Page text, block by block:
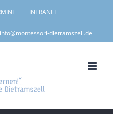
INTRANET
info@montessori-dietramszell.de